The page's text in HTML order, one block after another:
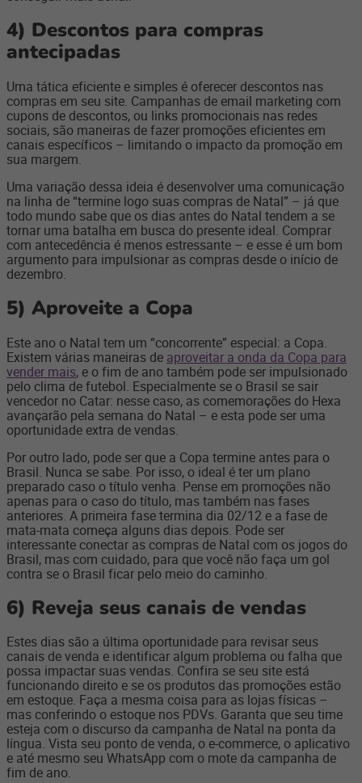
4) Descontos para compras
antecipadas
Uma tática eficiente e simples é oferecer descontos nas
compras em seu site. Campanhas de email marketing com
cupons de descontos, ou links promocionais nas redes
sociais, são maneiras de fazer promoções eficientes em
canais específicos – limitando o impacto da promoção em
sua margem.
Uma variação dessa ideia é desenvolver uma comunicação
na linha de “termine logo suas compras de Natal” – já que
todo mundo sabe que os dias antes do Natal tendem a se
tornar uma batalha em busca do presente ideal. Comprar
com antecedência é menos estressante – e esse é um bom
argumento para impulsionar as compras desde o início de
dezembro.
5) Aproveite a Copa
Este ano o Natal tem um “concorrente” especial: a Copa.
Existem várias maneiras de aproveitar a onda da Copa para
vender mais, e o fim de ano também pode ser impulsionado
pelo clima de futebol. Especialmente se o Brasil se sair
vencedor no Catar: nesse caso, as comemorações do Hexa
avançarão pela semana do Natal – e esta pode ser uma
oportunidade extra de vendas.
Por outro lado, pode ser que a Copa termine antes para o
Brasil. Nunca se sabe. Por isso, o ideal é ter um plano
preparado caso o título venha. Pense em promoções não
apenas para o caso do título, mas também nas fases
anteriores. A primeira fase termina dia 02/12 e a fase de
mata-mata começa alguns dias depois. Pode ser
interessante conectar as compras de Natal com os jogos do
Brasil, mas com cuidado, para que você não faça um gol
contra se o Brasil ficar pelo meio do caminho.
6) Reveja seus canais de vendas
Estes dias são a última oportunidade para revisar seus
canais de venda e identificar algum problema ou falha que
possa impactar suas vendas. Confira se seu site está
funcionando direito e se os produtos das promoções estão
em estoque. Faça a mesma coisa para as lojas físicas –
mas conferindo o estoque nos PDVs. Garanta que seu time
esteja com o discurso da campanha de Natal na ponta da
língua. Vista seu ponto de venda, o e-commerce, o aplicativo
e até mesmo seu WhatsApp com o mote da campanha de
fim de ano.